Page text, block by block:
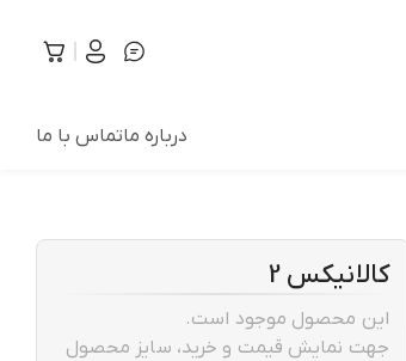
درباره ماتماس با ما
کالانیکس 2
این محصول موجود است.
جهت نمایش قیمت و خرید، سایز محصول